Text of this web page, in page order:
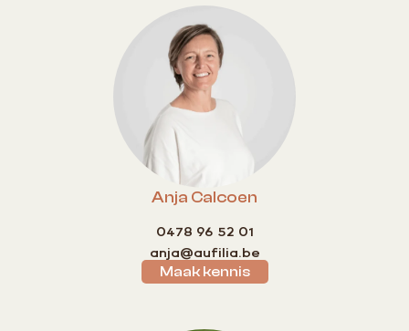
Anja Calcoen
0478 96 52 01
anja@aufilia.be
Maak kennis